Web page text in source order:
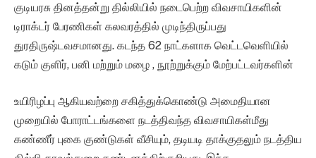
குடியரசு தினத்தன்று தில்லியில் நடைபெற்ற விவசாயிகளின்
டிராக்டர் பேரணிகள் கலவரத்தில் முடிந்திருப்பது
துரதிருஷ்டவசமானது. கடந்த 62 நாட்களாக வெட்டவெளியில்
கடும் குளிர், பனி மற்றும் மழை , நூற்றுக்கும் மேற்பட்டவர்களின்
உயிரிழப்பு ஆகியவற்றை சகித்துக்கொண்டு அமைதியான
முறையில் போராட்டங்களை நடத்திவந்த விவசாயிகள்மீது
கண்ணீர் புகை குண்டுகள் வீசியும், தடியடி தாக்குதலும் நடத்திய